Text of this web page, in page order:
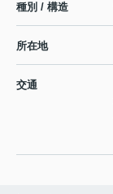
種別 / 構造
所在地
交通